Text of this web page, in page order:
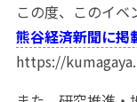
この度、このイ
熊谷経済新聞に掲
https://